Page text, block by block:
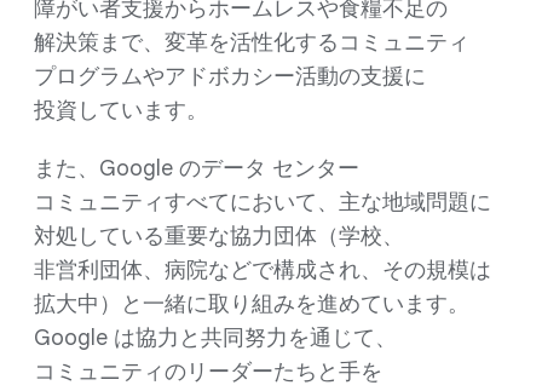
障が​い者支援から​ホームレスや​食糧​不足の​
解決策まで、​変革を​活性化する​コミュニティ
プログラムや​アドボカシー活動の​支援に​
投資しています。
また、​Google の​データ センター
コミュニティすべてに​おいて、​主な​地域問題に​
対処している​重要な​協力団体​（学校、​
非営利団体、​病院などで​構成され、​その​規模は​
拡大中）と​一緒に​取り組みを​進めています。
Google は​協力と​共同努力を​通じて、​
コミュニティの​リーダーたちと​手を​